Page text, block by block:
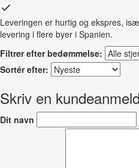
Leveringen er hurtig og ekspres,
levering i flere byer i Spanien.
Filtrer efter bedømmelse:
Sortér efter:
Skriv en
Dit navn